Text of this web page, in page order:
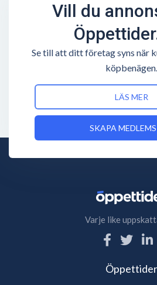
Vill du
Se till att ditt företag syns när
köpbenägen.
LÄS MER
SKAPA
Varje like
Öppettider